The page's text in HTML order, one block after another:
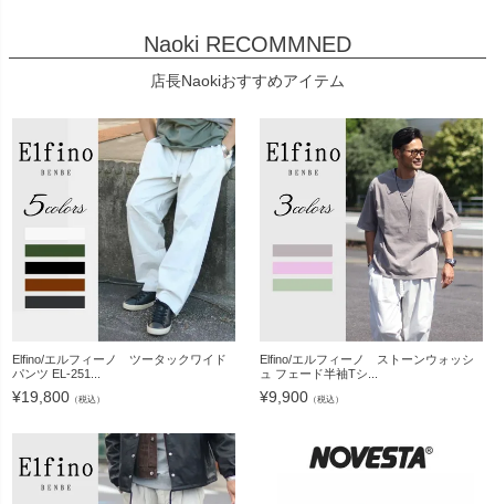
Naoki RECOMMNED
店長Naokiおすすめアイテム
Elfino/エルフィーノ ツータックワイド
パンツ EL-251...
¥19,800 （税込）
Elfino/エルフィーノ ストーンウォッシ
ュ フェード半袖Tシ...
¥9,900 （税込）